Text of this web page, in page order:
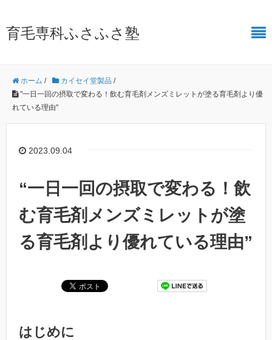
育毛専科ふさふさ塾
ホーム / カイセイ堂製品 /
"一日一回の摂取で変わる！飲む育毛剤メンズミレットが塗る育毛剤より優
れている理由"
2023.09.04
“一日一回の摂取で変わる！飲
む育毛剤メンズミレットが塗
る育毛剤より優れている理由”
はじめに